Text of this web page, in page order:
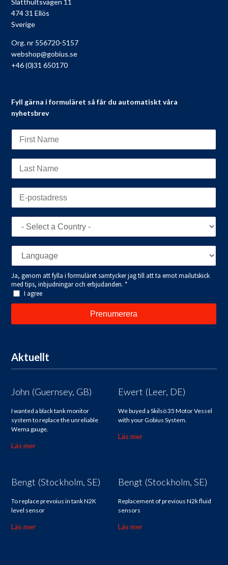
474 31 Ellös
Sverige
Org. nr 556720-5157
webshop@gobius.se
+46 (0)31 650170
Fyll gärna i formuläret så får du automatiskt våra
nyhetsbrev
Aktuellt
John (Guernsey, GB)
I wanted a black tank monitor
system to replace the unreliable
Wema gauge.
Läs mer
Ewert (Leer, DE)
We buyed a Skilsö 35 Motor Vessel
with your Gobius System.
Läs mer
Bengt (Stockholm, SE)
To replace prevoius in tank N2K
level sensor
Läs mer
Bengt (Stockholm, SE)
Replacement of previous N2k fluid
sensors
Läs mer